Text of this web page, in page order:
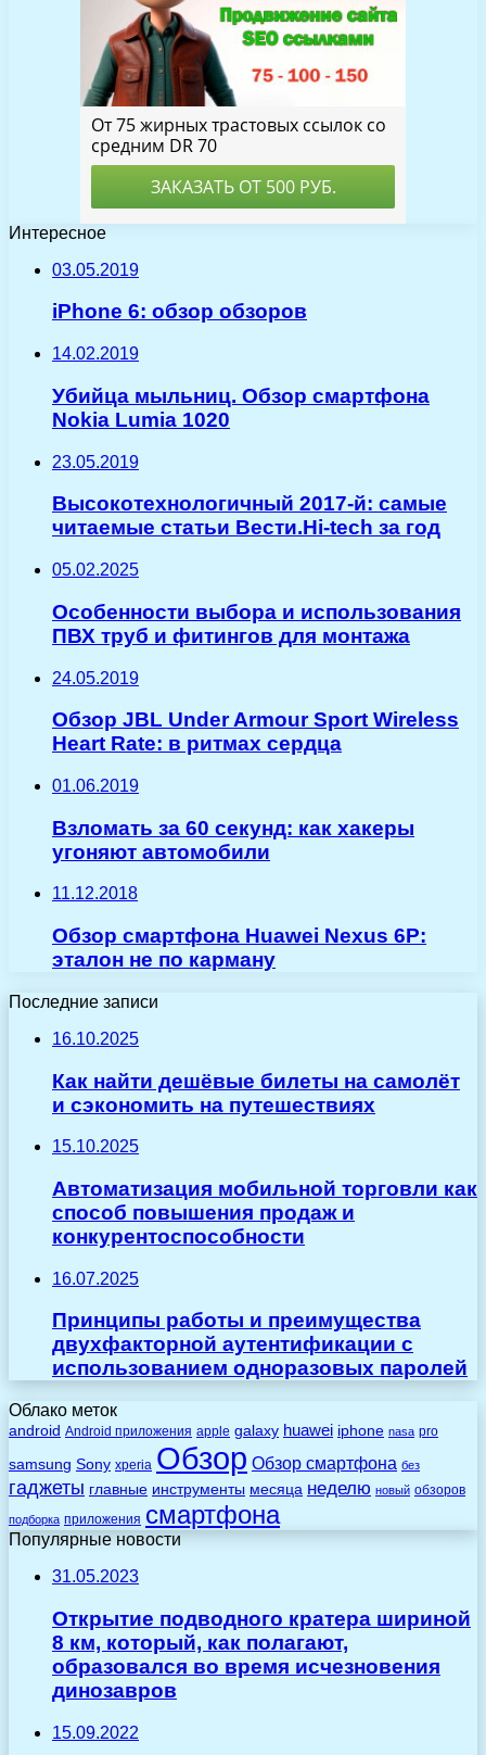
Интересное
03.05.2019
iPhone 6: обзор обзоров
14.02.2019
Убийца мыльниц. Обзор смартфона
Nokia Lumia 1020
23.05.2019
Высокотехнологичный 2017-й: самые
читаемые статьи Вести.Hi-tech за год
05.02.2025
Особенности выбора и использования
ПВХ труб и фитингов для монтажа
24.05.2019
Обзор JBL Under Armour Sport Wireless
Heart Rate: в ритмах сердца
01.06.2019
Взломать за 60 секунд: как хакеры
угоняют автомобили
11.12.2018
Обзор смартфона Huawei Nexus 6P:
эталон не по карману
Последние записи
16.10.2025
Как найти дешёвые билеты на самолёт
и сэкономить на путешествиях
15.10.2025
Автоматизация мобильной торговли как
способ повышения продаж и
конкурентоспособности
16.07.2025
Принципы работы и преимущества
двухфакторной аутентификации с
использованием одноразовых паролей
Облако меток
android Android приложения apple galaxy huawei iphone nasa pro
samsung Sony xperia Обзор Обзор смартфона без
гаджеты главные инструменты месяца неделю новый обзоров
подборка приложения смартфона
Популярные новости
31.05.2023
Открытие подводного кратера шириной
8 км, который, как полагают,
образовался во время исчезновения
динозавров
15.09.2022